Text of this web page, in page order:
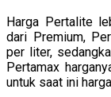
Harga Pertalite
dari Premium,
per liter,
Pertamax
untuk saat ini